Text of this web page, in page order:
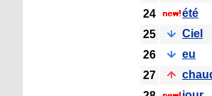
24
été
25
Ciel
26
eu
27